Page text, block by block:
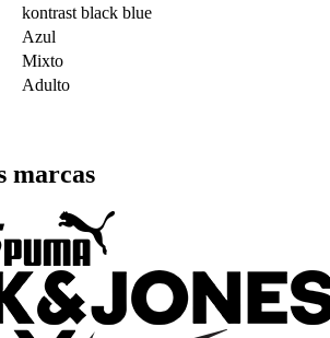
kontrast black blue
Azul
Mixto
Adulto
marcas